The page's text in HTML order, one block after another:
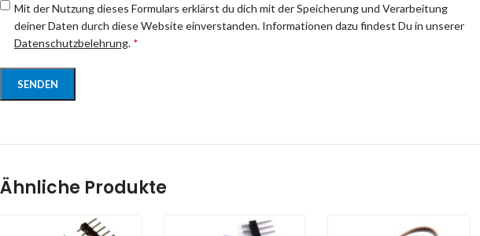
Mit der Nutzung dieses Formulars erklärst du dich mit der Speicherung und Verarbeitung
deiner Daten durch diese Website einverstanden. Informationen dazu findest Du in unserer
Datenschutzbelehrung. *
Ähnliche Produkte